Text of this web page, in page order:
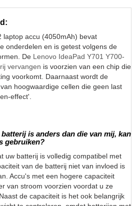
laptop accu (4050mAh) bevat
onderdelen en is getest volgens de
De Lenovo IdeaPad Y701 Y700-
vervangen is voorzien van een chip die
voorkomt. Daarnaast wordt de
hoogwaardige cellen die geen last
effect'.
is anders dan die van mij, kan
gebruiken?
uw batterij is volledig compatibel met
van de batterij niet van invloed is
Accu's met een hogere capaciteit
van stroom voorzien voordat u ze
de capaciteit is het ook belangrijk